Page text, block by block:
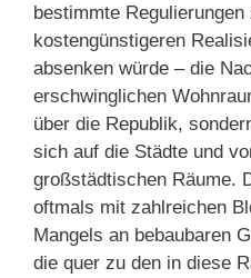
bestimmte
kostengünstigeren
absenken würde – die
erschwinglichen
über die Republik,
sich auf die Städte und
großstädtischen Räume.
oftmals mit zahlreichen
Mangels an bebaubaren
die quer zu den in diese